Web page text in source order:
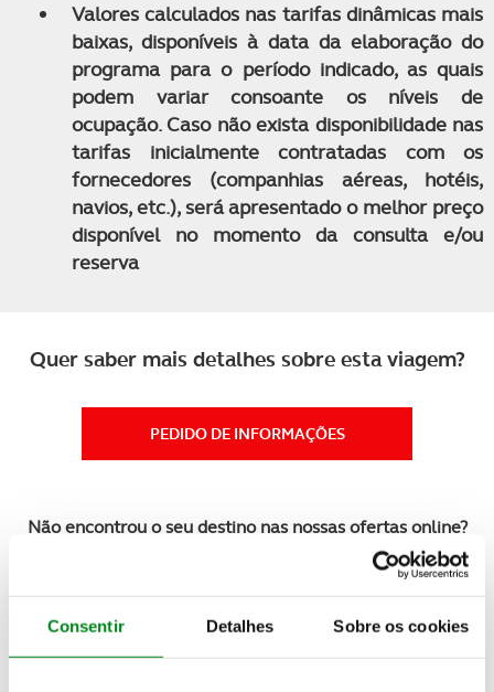
Consentir Detalhes Sobre os cookies
Valores calculados nas tarifas dinâmicas mais
baixas, disponíveis à data da elaboração do
programa para o período indicado, as quais
podem variar consoante os níveis de
ocupação. Caso não exista disponibilidade nas
tarifas inicialmente contratadas com os
fornecedores (companhias aéreas, hotéis,
navios, etc.), será apresentado o melhor preço
disponível no momento da consulta e/ou
reserva
Quer saber mais detalhes sobre esta viagem?
PEDIDO DE INFORMAÇÕES
Não encontrou o seu destino nas nossas ofertas online?
Temos mais viagens e experiências à sua espera.Contacte-
Veja também